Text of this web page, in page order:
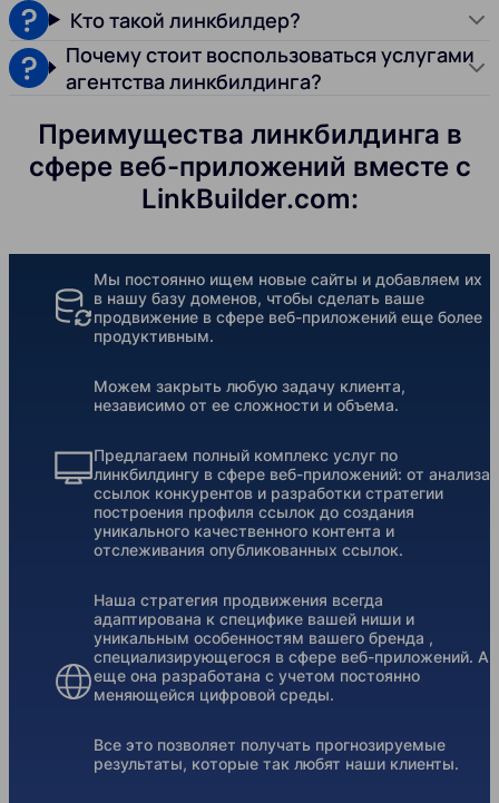
Кто такой линкбилдер?
Почему стоит воспользоваться услугами
агентства линкбилдинга?
Преимущества линкбилдинга в
сфере веб-приложений вместе с
LinkBuilder.com:
Мы постоянно ищем новые сайты и добавляем их
в нашу базу доменов, чтобы сделать ваше
продвижение в сфере веб-приложений еще более
продуктивным.
Можем закрыть любую задачу клиента,
независимо от ее сложности и объема.
Предлагаем полный комплекс услуг по
линкбилдингу в сфере веб-приложений: от анализа
ссылок конкурентов и разработки стратегии
построения профиля ссылок до создания
уникального качественного контента и
отслеживания опубликованных ссылок.
Наша стратегия продвижения всегда
адаптирована к специфике вашей ниши и
уникальным особенностям вашего бренда ,
специализирующегося в сфере веб-приложений. А
еще она разработана с учетом постоянно
меняющейся цифровой среды.
Все это позволяет получать прогнозируемые
результаты, которые так любят наши клиенты.